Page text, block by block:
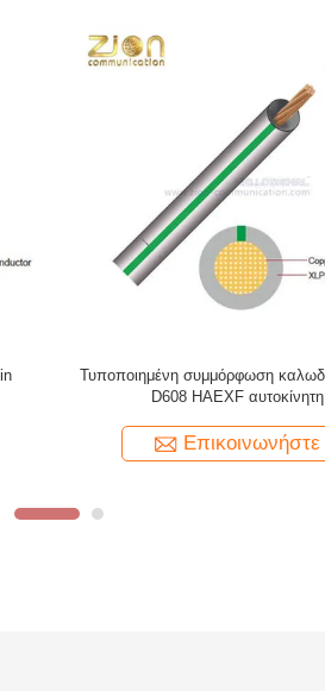
Αυτοκίνητο καλώδιο JASO Δ 611-
CAVS PVC
Επικοινωνήστε